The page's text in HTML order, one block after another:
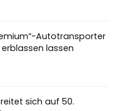
erblassen lassen
vor